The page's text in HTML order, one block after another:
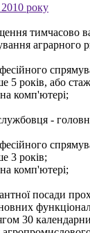
року
тимчасово
аграрного
5 років, або
комп'ютері;
-
3 років;
комп'ютері;
посади
30